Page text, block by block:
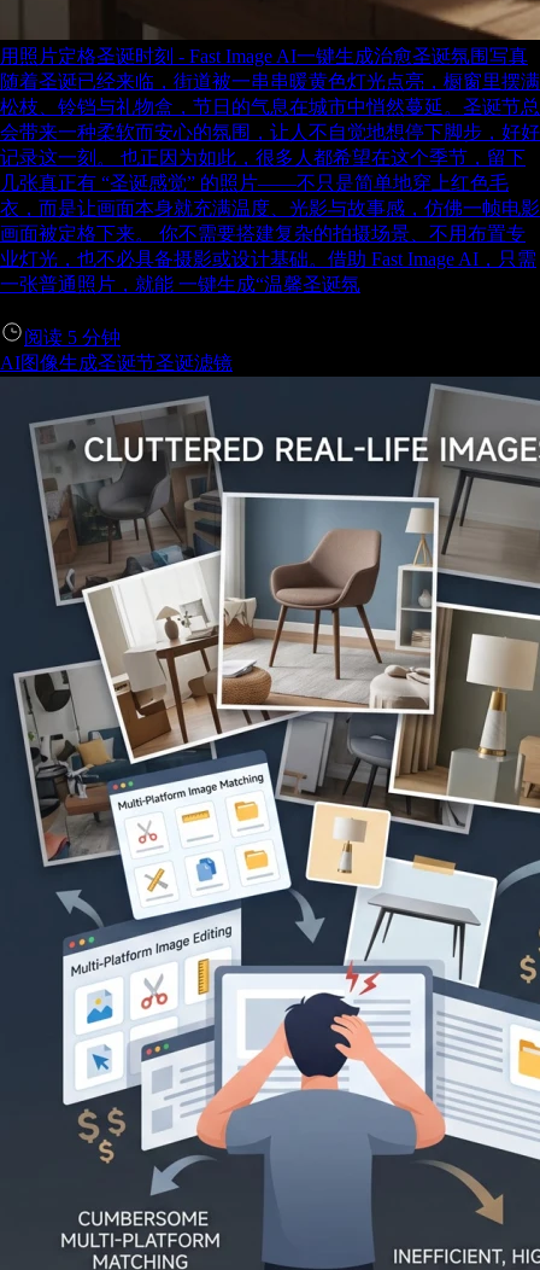
用照片定格圣诞时刻 - Fast Image AI一键生成治愈圣诞氛围写真
随着圣诞已经来临，街道被一串串暖黄色灯光点亮，橱窗里摆满
松枝、铃铛与礼物盒，节日的气息在城市中悄然蔓延。圣诞节总
会带来一种柔软而安心的氛围，让人不自觉地想停下脚步，好好
记录这一刻。 也正因为如此，很多人都希望在这个季节，留下
几张真正有 “圣诞感觉” 的照片——不只是简单地穿上红色毛
衣，而是让画面本身就充满温度、光影与故事感，仿佛一帧电影
画面被定格下来。 你不需要搭建复杂的拍摄场景、不用布置专
业灯光，也不必具备摄影或设计基础。借助 Fast Image AI，只需
一张普通照片，就能 一键生成“温馨圣诞氛
阅读 5 分钟
AI图像生成圣诞节圣诞滤镜